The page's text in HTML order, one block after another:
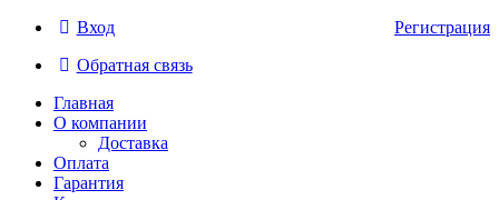
Регистрация
Вход
Обратная связь
Главная
О компании
Доставка
Оплата
Гарантия